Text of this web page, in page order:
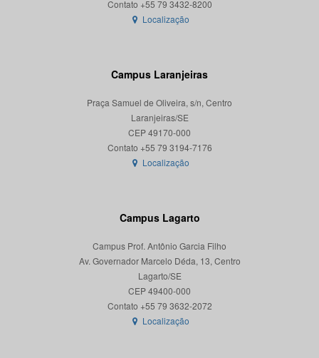
Localização
Campus Laranjeiras
Praça Samuel de Oliveira, s/n, Centro
Laranjeiras/SE
CEP 49170-000
Localização
Campus Lagarto
Campus Prof. Antônio Garcia Filho
Av. Governador Marcelo Déda, 13, Centro
Lagarto/SE
CEP 49400-000
Localização